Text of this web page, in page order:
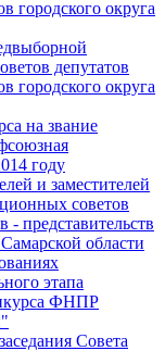
городского округа
депутатов
городского округа
на звание
году
и заместителей
советов
- представительств
области
этапа
ФНПР
Совета